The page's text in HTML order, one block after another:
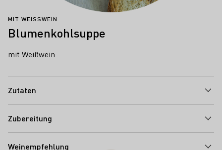
MIT WEISSWEIN
Blumenkohlsuppe
mit Weißwein
Zutaten
Zubereitung
Weinempfehlung